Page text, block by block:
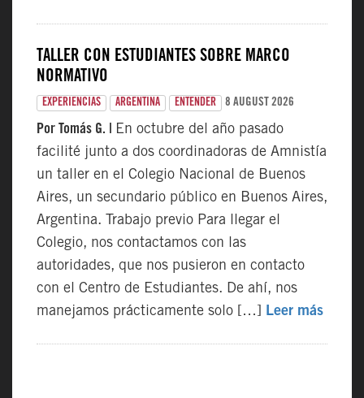
TALLER CON ESTUDIANTES SOBRE MARCO
NORMATIVO
EXPERIENCIAS ARGENTINA ENTENDER 8 AUGUST 2026
Por Tomás G. | En octubre del año pasado
facilité junto a dos coordinadoras de Amnistía
un taller en el Colegio Nacional de Buenos
Aires, un secundario público en Buenos Aires,
Argentina. Trabajo previo Para llegar el
Colegio, nos contactamos con las
autoridades, que nos pusieron en contacto
con el Centro de Estudiantes. De ahí, nos
manejamos prácticamente solo […] Leer más